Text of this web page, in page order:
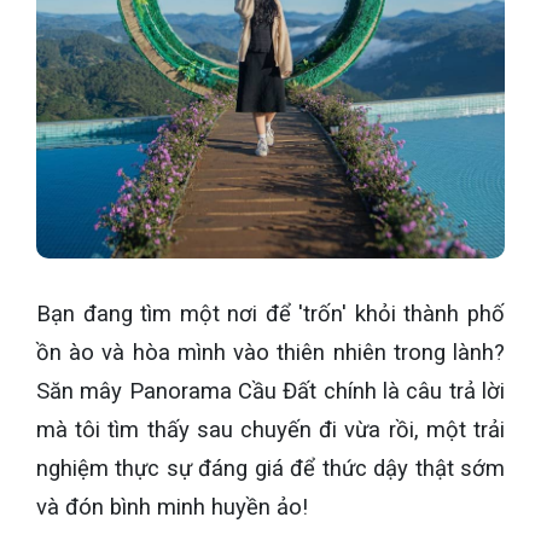
Bạn đang tìm một nơi để 'trốn' khỏi thành phố
ồn ào và hòa mình vào thiên nhiên trong lành?
Săn mây Panorama Cầu Đất chính là câu trả lời
mà tôi tìm thấy sau chuyến đi vừa rồi, một trải
nghiệm thực sự đáng giá để thức dậy thật sớm
và đón bình minh huyền ảo!